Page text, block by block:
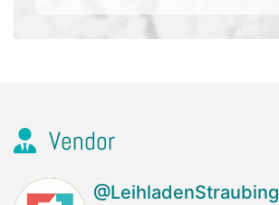
Vendor
@LeihladenStraubing